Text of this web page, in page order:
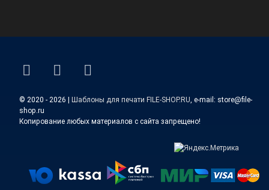
ВКонтакте
YouTube
E-mail
© 2020 - 2026 | Шаблоны для печати FILE-SHOP.RU , e-mail: store@file-
shop.ru
Копирование любых материалов с сайта запрещено!